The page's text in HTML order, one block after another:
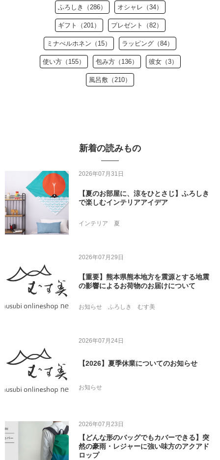
ふろしき（286） オシャレ（34）
ギフト（201） プレゼント（82）
ミナぺルホネン（15） ラッピング（84）
使い方（155） 包み方（136） 彼女（3）
風呂敷（210）
新着の読みもの
2026年07月31日
【夏のお部屋に、涼をひとさじ】ふろしき
で楽しむインテリアアイデア
インテリア 夏
2026年07月29日
【重要】熊本県熊本地方を震源とする地震
の影響によるお荷物のお届けについて
お知らせ ふろしき むす美
2026年07月24日
【2026】夏季休業についてのお知らせ
お知らせ
2026年07月23日
【どんな形のバッグでもカバーできる】突
然の豪雨・レジャーに強い味方のアクアド
ロップ